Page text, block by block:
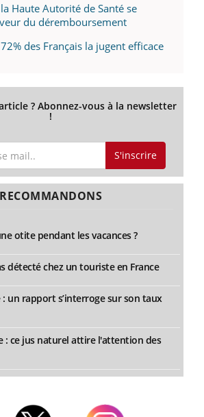
Haute Autorité de Santé se
du déremboursement
des Français la jugent efficace
? Abonnez-vous à la newsletter
!
S'inscrire
otite pendant les vacances ?
détecté chez un touriste en France
un rapport s’interroge sur son taux
: ce jus naturel attire l'attention des